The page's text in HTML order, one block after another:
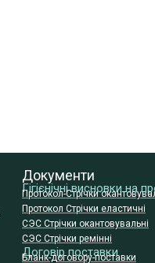
Документи
Гігієнічні висновки на
Протокол-Стрічки
Протокол Стрічки еластичні
СЭС Стрічки окантовувальні
СЭС Стрічки ремінні
Договір поставки
Бланк-договору-поставки